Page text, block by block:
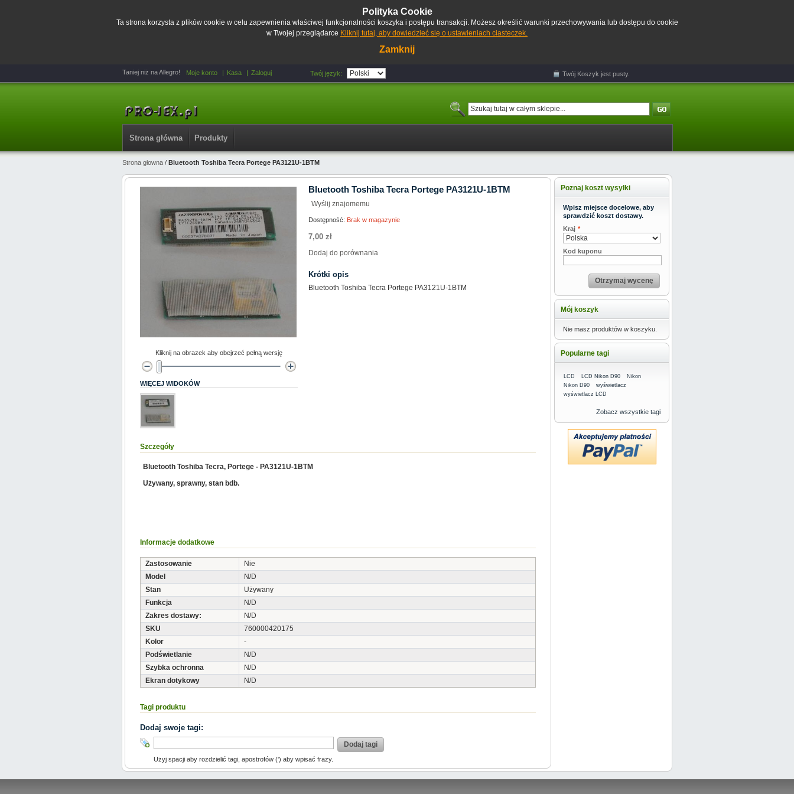
Polityka Cookie
Ta strona korzysta z plików cookie w celu zapewnienia właściwej funkcjonalności koszyka i postępu transakcji. Możesz określić warunki przechowywania lub dostępu do cookie
w Twojej przeglądarce Kliknij tutaj, aby dowiedzieć się o ustawieniach ciasteczek.
Zamknij
Taniej niż na Allegro! Moje konto Kasa Zaloguj Twój Koszyk jest pusty.
Twój język:
Strona główna Produkty
Strona głowna / Bluetooth Toshiba Tecra Portege PA3121U-1BTM
Bluetooth Toshiba Tecra Portege PA3121U-1BTM
Wyślij znajomemu
Dostępność: Brak w magazynie
7,00 zł
Dodaj do porównania
Krótki opis
Bluetooth Toshiba Tecra Portege PA3121U-1BTM
Kliknij na obrazek aby obejrzeć pełną wersję
WIĘCEJ WIDOKÓW
Szczegóły
Bluetooth Toshiba Tecra, Portege - PA3121U-1BTM
Używany, sprawny, stan bdb.
Informacje dodatkowe
Zastosowanie
Nie
Model
N/D
Stan
Używany
Funkcja
N/D
Zakres dostawy:
N/D
SKU
760000420175
Kolor
-
Podświetlanie
N/D
Szybka ochronna
N/D
Ekran dotykowy
N/D
Tagi produktu
Dodaj swoje tagi:
Dodaj tagi
Użyj spacji aby rozdzielić tagi, apostrofów (') aby wpisać frazy.
Poznaj koszt wysyłki
Wpisz miejsce docelowe, aby
sprawdzić koszt dostawy.
*
Kraj
Kod kuponu
Otrzymaj wycenę
Mój koszyk
Nie masz produktów w koszyku.
Popularne tagi
LCD LCD Nikon D90
Nikon
Nikon D90
wyświetlacz
wyświetlacz LCD
Zobacz wszystkie tagi